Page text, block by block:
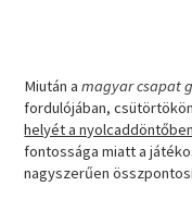
Miután amagyar csapat
fordulójában,
helyét a nyolcaddöntőben
fontossága miatt a
nagyszerűen